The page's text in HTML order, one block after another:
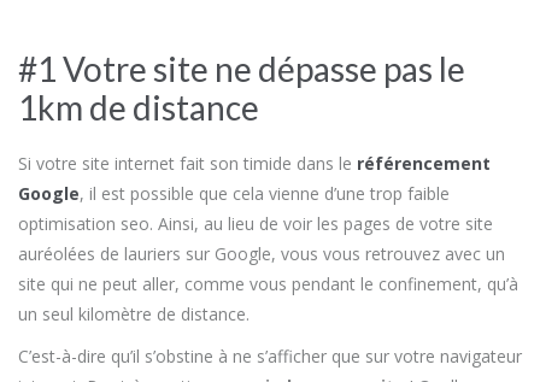
#1 Votre site ne dépasse pas le
1km de distance
Si votre site internet fait son timide dans le référencement
Google, il est possible que cela vienne d’une trop faible
optimisation seo. Ainsi, au lieu de voir les pages de votre site
auréolées de lauriers sur Google, vous vous retrouvez avec un
site qui ne peut aller, comme vous pendant le confinement, qu’à
un seul kilomètre de distance.
C’est-à-dire qu’il s’obstine à ne s’afficher que sur votre navigateur